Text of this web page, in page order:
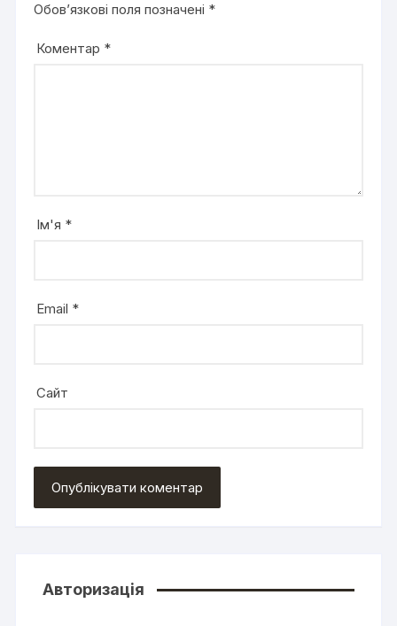
Обов’язкові поля позначені *
Коментар *
Ім'я *
Email *
Сайт
Авторизація